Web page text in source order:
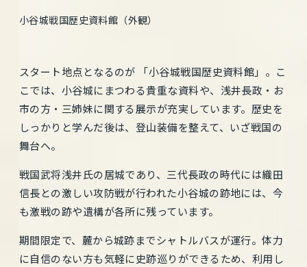
小谷城戦国歴史資料館（外観）
スタート地点となるのが 「小谷城戦国歴史資料館」。こ
こでは、小谷城にまつわる貴重な資料や、浅井長政・お
市の方・三姉妹に関する展示が充実しています。歴史を
しっかりと学んだ後は、登山装備を整えて、いざ戦国の
舞台へ。
戦国武将浅井氏の居城であり、三代長政の時代には織田
信長との激しい攻防戦が行われた小谷城の跡地には、今
も激戦の跡や遺構が各所に残っています。
期間限定で、麓から城跡までシャトルバスが運行。体力
に自信のない方も気軽に史跡巡りができるため、利用し